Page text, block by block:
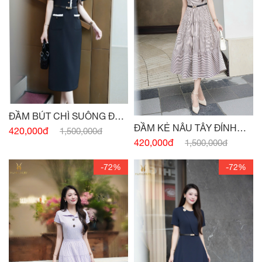
ĐẦM BÚT CHÌ SUÔNG ĐEN
HAI TÚI
420,000đ 1,500,000đ
ĐẦM KẺ NÂU TÂY ĐÍNH
CÚC
420,000đ 1,500,000đ
-72% -72%